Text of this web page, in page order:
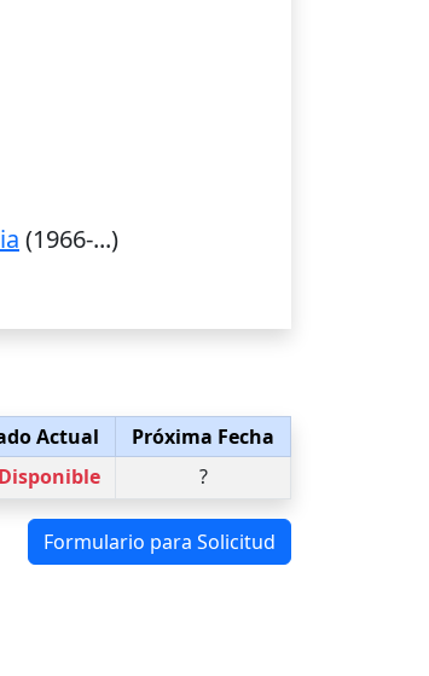
(1966-...)
Actual
Próxima Fecha
?
Formulario para Solicitud